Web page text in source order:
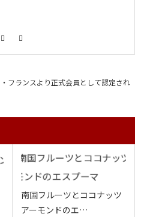
南国フルーツとココナッツ
アーモンドのエ…